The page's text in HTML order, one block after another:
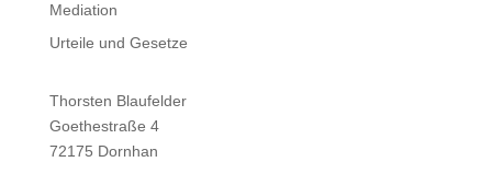
Mediation
Urteile und Gesetze
Thorsten Blaufelder
Goethestraße 4
72175 Dornhan